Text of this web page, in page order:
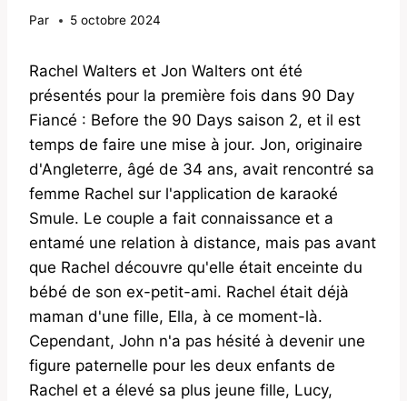
Par 5 octobre 2024
Rachel Walters et Jon Walters ont été
présentés pour la première fois dans 90 Day
Fiancé : Before the 90 Days saison 2, et il est
temps de faire une mise à jour. Jon, originaire
d'Angleterre, âgé de 34 ans, avait rencontré sa
femme Rachel sur l'application de karaoké
Smule. Le couple a fait connaissance et a
entamé une relation à distance, mais pas avant
que Rachel découvre qu'elle était enceinte du
bébé de son ex-petit-ami. Rachel était déjà
maman d'une fille, Ella, à ce moment-là.
Cependant, John n'a pas hésité à devenir une
figure paternelle pour les deux enfants de
Rachel et a élevé sa plus jeune fille, Lucy,